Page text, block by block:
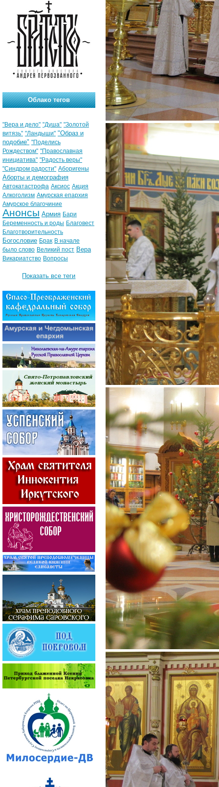
Облако тегов
"Вера и дело" "Душа" "Золотой
витязь" "Ландыши" "Образ и
подобие" "Поделись
Рождеством" "Православная
инициатива" "Радость веры"
"Синдром радости" Аборигены
Аборты и демография
Автокатастрофа Аксиос Акция
Алкоголизм Амурская епархия
Амурское благочиние
Анонсы Армия Бари
Беременность и роды Благовест
Благотворительность
Богословие Брак В начале
было слово Великий пост Вера
Викариатство Вопросы
Показать все теги